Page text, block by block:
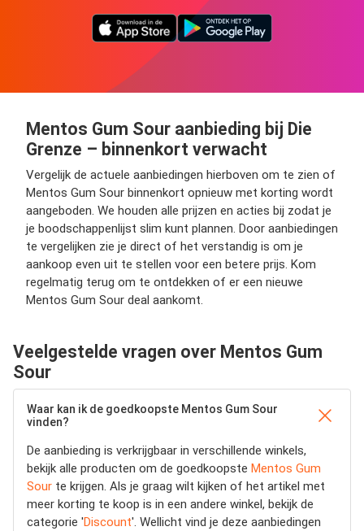
Mentos Gum Sour aanbieding bij Die
Grenze – binnenkort verwacht
Vergelijk de actuele aanbiedingen hierboven om te zien of
Mentos Gum Sour binnenkort opnieuw met korting wordt
aangeboden. We houden alle prijzen en acties bij zodat je
je boodschappenlijst slim kunt plannen. Door aanbiedingen
te vergelijken zie je direct of het verstandig is om je
aankoop even uit te stellen voor een betere prijs. Kom
regelmatig terug om te ontdekken of er een nieuwe
Mentos Gum Sour deal aankomt.
Veelgestelde vragen over Mentos Gum
Sour
Waar kan ik de goedkoopste Mentos Gum Sour
vinden?
De aanbieding is verkrijgbaar in verschillende winkels,
bekijk alle producten om de goedkoopste Mentos Gum
Sour te krijgen. Als je graag wilt kijken of het artikel met
meer korting te koop is in een andere winkel, bekijk de
categorie 'Discount'. Wellicht vind je deze aanbiedingen